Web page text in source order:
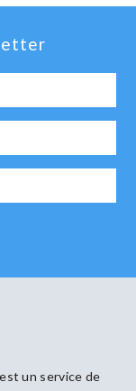
un service de